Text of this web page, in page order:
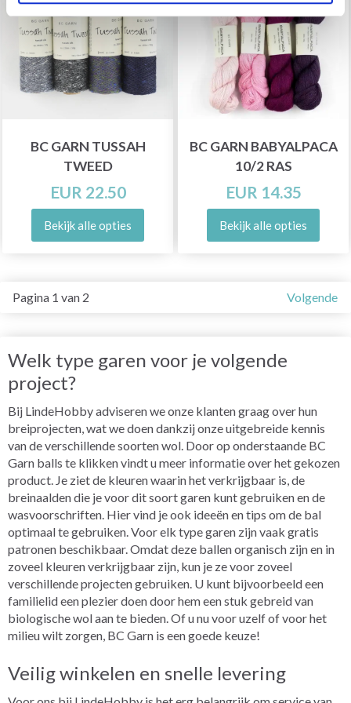
BC GARN TUSSAH
TWEED
EUR 22.50
Bekijk alle opties
BC GARN BABYALPACA
10/2 RAS
EUR 14.35
Bekijk alle opties
Pagina 1 van 2 Volgende
Welk type garen voor je volgende
project?
Bij LindeHobby adviseren we onze klanten graag over hun
breiprojecten, wat we doen dankzij onze uitgebreide kennis
van de verschillende soorten wol. Door op onderstaande BC
Garn balls te klikken vindt u meer informatie over het gekozen
product. Je ziet de kleuren waarin het verkrijgbaar is, de
breinaalden die je voor dit soort garen kunt gebruiken en de
wasvoorschriften. Hier vind je ook ideeën en tips om de bal
optimaal te gebruiken. Voor elk type garen zijn vaak gratis
patronen beschikbaar. Omdat deze ballen organisch zijn en in
zoveel kleuren verkrijgbaar zijn, kun je ze voor zoveel
verschillende projecten gebruiken. U kunt bijvoorbeeld een
familielid een plezier doen door hem een stuk gebreid van
biologische wol aan te bieden. Of u nu voor uzelf of voor het
milieu wilt zorgen, BC Garn is een goede keuze!
Veilig winkelen en snelle levering